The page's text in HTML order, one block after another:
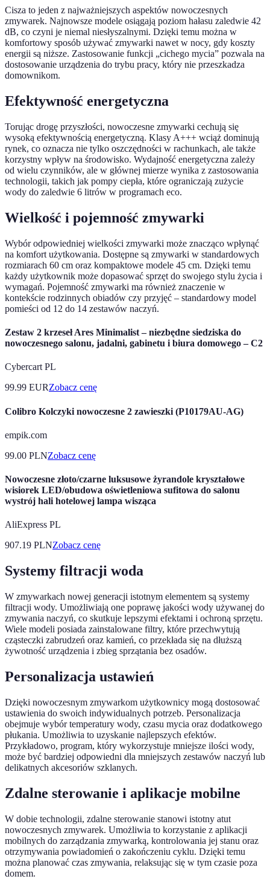
Cisza to jeden z najważniejszych aspektów nowoczesnych
zmywarek. Najnowsze modele osiągają poziom hałasu zaledwie 42
dB, co czyni je niemal niesłyszalnymi. Dzięki temu można w
komfortowy sposób używać zmywarki nawet w nocy, gdy koszty
energii są niższe. Zastosowanie funkcji „cichego mycia” pozwala na
dostosowanie urządzenia do trybu pracy, który nie przeszkadza
domownikom.
Efektywność energetyczna
Torując drogę przyszłości, nowoczesne zmywarki cechują się
wysoką efektywnością energetyczną. Klasy A+++ wciąż dominują
rynek, co oznacza nie tylko oszczędności w rachunkach, ale także
korzystny wpływ na środowisko. Wydajność energetyczna zależy
od wielu czynników, ale w głównej mierze wynika z zastosowania
technologii, takich jak pompy ciepła, które ograniczają zużycie
wody do zaledwie 6 litrów w programach eco.
Wielkość i pojemność zmywarki
Wybór odpowiedniej wielkości zmywarki może znacząco wpłynąć
na komfort użytkowania. Dostępne są zmywarki w standardowych
rozmiarach 60 cm oraz kompaktowe modele 45 cm. Dzięki temu
każdy użytkownik może dopasować sprzęt do swojego stylu życia i
wymagań. Pojemność zmywarki ma również znaczenie w
kontekście rodzinnych obiadów czy przyjęć – standardowy model
pomieści od 12 do 14 zestawów naczyń.
Zestaw 2 krzeseł Ares Minimalist – niezbędne siedziska do
nowoczesnego salonu, jadalni, gabinetu i biura domowego – C2
Cybercart PL
99.99 EURZobacz cenę
Colibro Kolczyki nowoczesne 2 zawieszki (P10179AU-AG)
empik.com
99.00 PLNZobacz cenę
Nowoczesne złoto/czarne luksusowe żyrandole kryształowe
wisiorek LED/obudowa oświetleniowa sufitowa do salonu
wystrój hali hotelowej lampa wisząca
AliExpress PL
907.19 PLNZobacz cenę
Systemy filtracji woda
W zmywarkach nowej generacji istotnym elementem są systemy
filtracji wody. Umożliwiają one poprawę jakości wody używanej do
zmywania naczyń, co skutkuje lepszymi efektami i ochroną sprzętu.
Wiele modeli posiada zainstalowane filtry, które przechwytują
cząsteczki zabrudzeń oraz kamień, co przekłada się na dłuższą
żywotność urządzenia i zbieg sprzątania bez osadów.
Personalizacja ustawień
Dzięki nowoczesnym zmywarkom użytkownicy mogą dostosować
ustawienia do swoich indywidualnych potrzeb. Personalizacja
obejmuje wybór temperatury wody, czasu mycia oraz dodatkowego
płukania. Umożliwia to uzyskanie najlepszych efektów.
Przykładowo, program, który wykorzystuje mniejsze ilości wody,
może być bardziej odpowiedni dla mniejszych zestawów naczyń lub
delikatnych akcesoriów szklanych.
Zdalne sterowanie i aplikacje mobilne
W dobie technologii, zdalne sterowanie stanowi istotny atut
nowoczesnych zmywarek. Umożliwia to korzystanie z aplikacji
mobilnych do zarządzania zmywarką, kontrolowania jej stanu oraz
otrzymywania powiadomień o zakończeniu cyklu. Dzięki temu
można planować czas zmywania, relaksując się w tym czasie poza
domem.